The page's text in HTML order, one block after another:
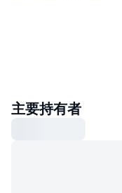
主要持有者